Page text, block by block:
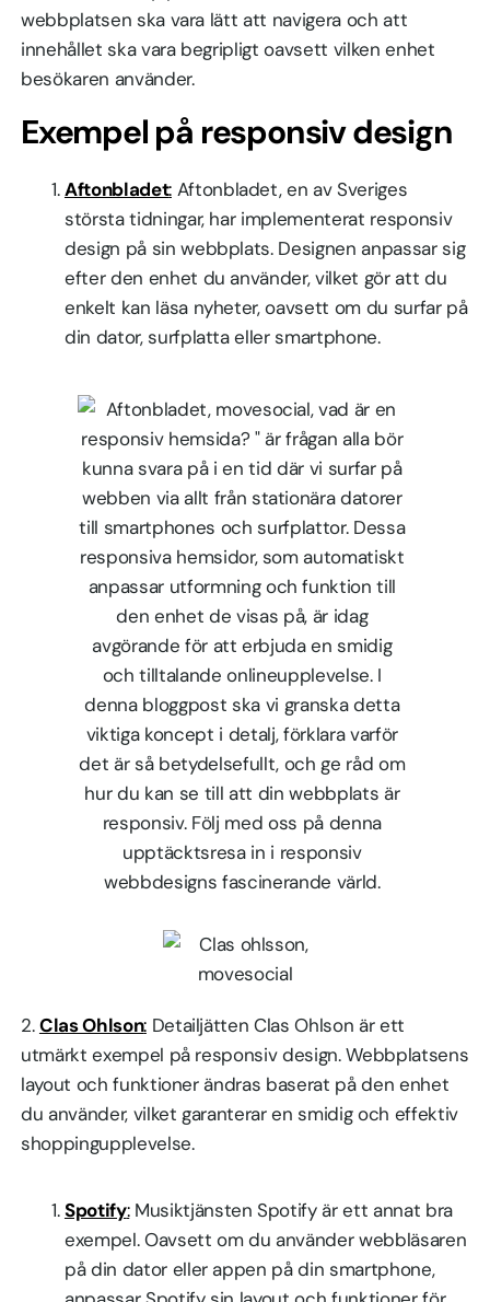
webbplatsen ska vara lätt att navigera och att
innehållet ska vara begripligt oavsett vilken enhet
besökaren använder.
Exempel på responsiv design
Aftonbladet:Aftonbladet, en av Sveriges
största tidningar, har implementerat responsiv
design på sin webbplats. Designen anpassar sig
efter den enhet du använder, vilket gör att du
enkelt kan läsa nyheter, oavsett om du surfar på
din dator, surfplatta eller smartphone.
2.Clas Ohlson:Detailjätten Clas Ohlson är ett
utmärkt exempel på responsiv design. Webbplatsens
layout och funktioner ändras baserat på den enhet
du använder, vilket garanterar en smidig och effektiv
shoppingupplevelse.
Spotify:Musiktjänsten Spotify är ett annat bra
exempel. Oavsett om du använder webbläsaren
på din dator eller appen på din smartphone,